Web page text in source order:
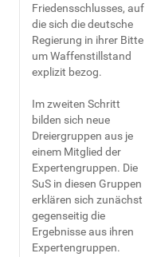
Friedensschlusses, auf
die sich die deutsche
Regierung in ihrer Bitte
um Waffenstillstand
explizit bezog.
Im zweiten Schritt
bilden sich neue
Dreiergruppen aus je
einem Mitglied der
Expertengruppen. Die
SuS in diesen Gruppen
erklären sich zunächst
gegenseitig die
Ergebnisse aus ihren
Expertengruppen.